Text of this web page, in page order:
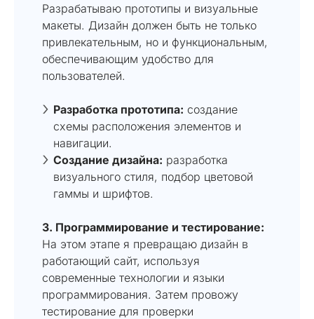
Разрабатываю прототипы и визуальные
макеты. Дизайн должен быть не только
привлекательным, но и функциональным,
обеспечивающим удобство для
пользователей.
Разработка прототипа: создание
схемы расположения элементов и
навигации.
Создание дизайна: разработка
визуального стиля, подбор цветовой
гаммы и шрифтов.
3. Программирование и тестирование:
На этом этапе я превращаю дизайн в
работающий сайт, используя
современные технологии и языки
программирования. Затем провожу
тестирование для проверки